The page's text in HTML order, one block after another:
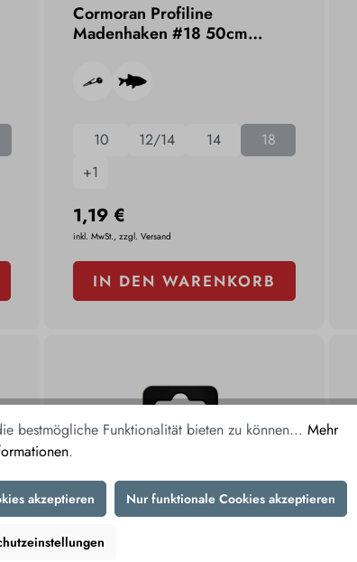
Cormoran Profiline
Madenhaken #18 50cm
10 12/14 14
18
+1
1,19 €
inkl. MwSt., zzgl. Versand
IN DEN WARENKORB
bestmögliche Funktionalität bieten zu können... Mehr
.
akzeptieren Nur funktionale Cookies akzeptieren